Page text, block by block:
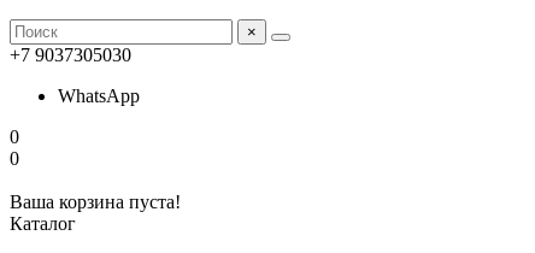
×
+7 9037305030
WhatsApp
0
0
Ваша корзина пуста!
Каталог